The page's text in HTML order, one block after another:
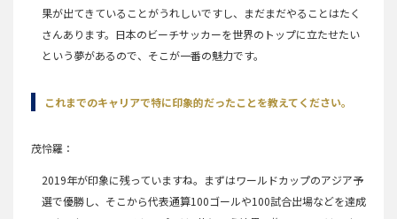
果が出てきていることがうれしいですし、まだまだやることはたく
さんあります。日本のビーチサッカーを世界のトップに立たせたい
という夢があるので、そこが一番の魅力です。
これまでのキャリアで特に印象的だったことを教えてください。
茂怜羅
2019年が印象に残っていますね。まずはワールドカップのアジア予
選で優勝し、そこから代表通算100ゴールや100試合出場などを達成